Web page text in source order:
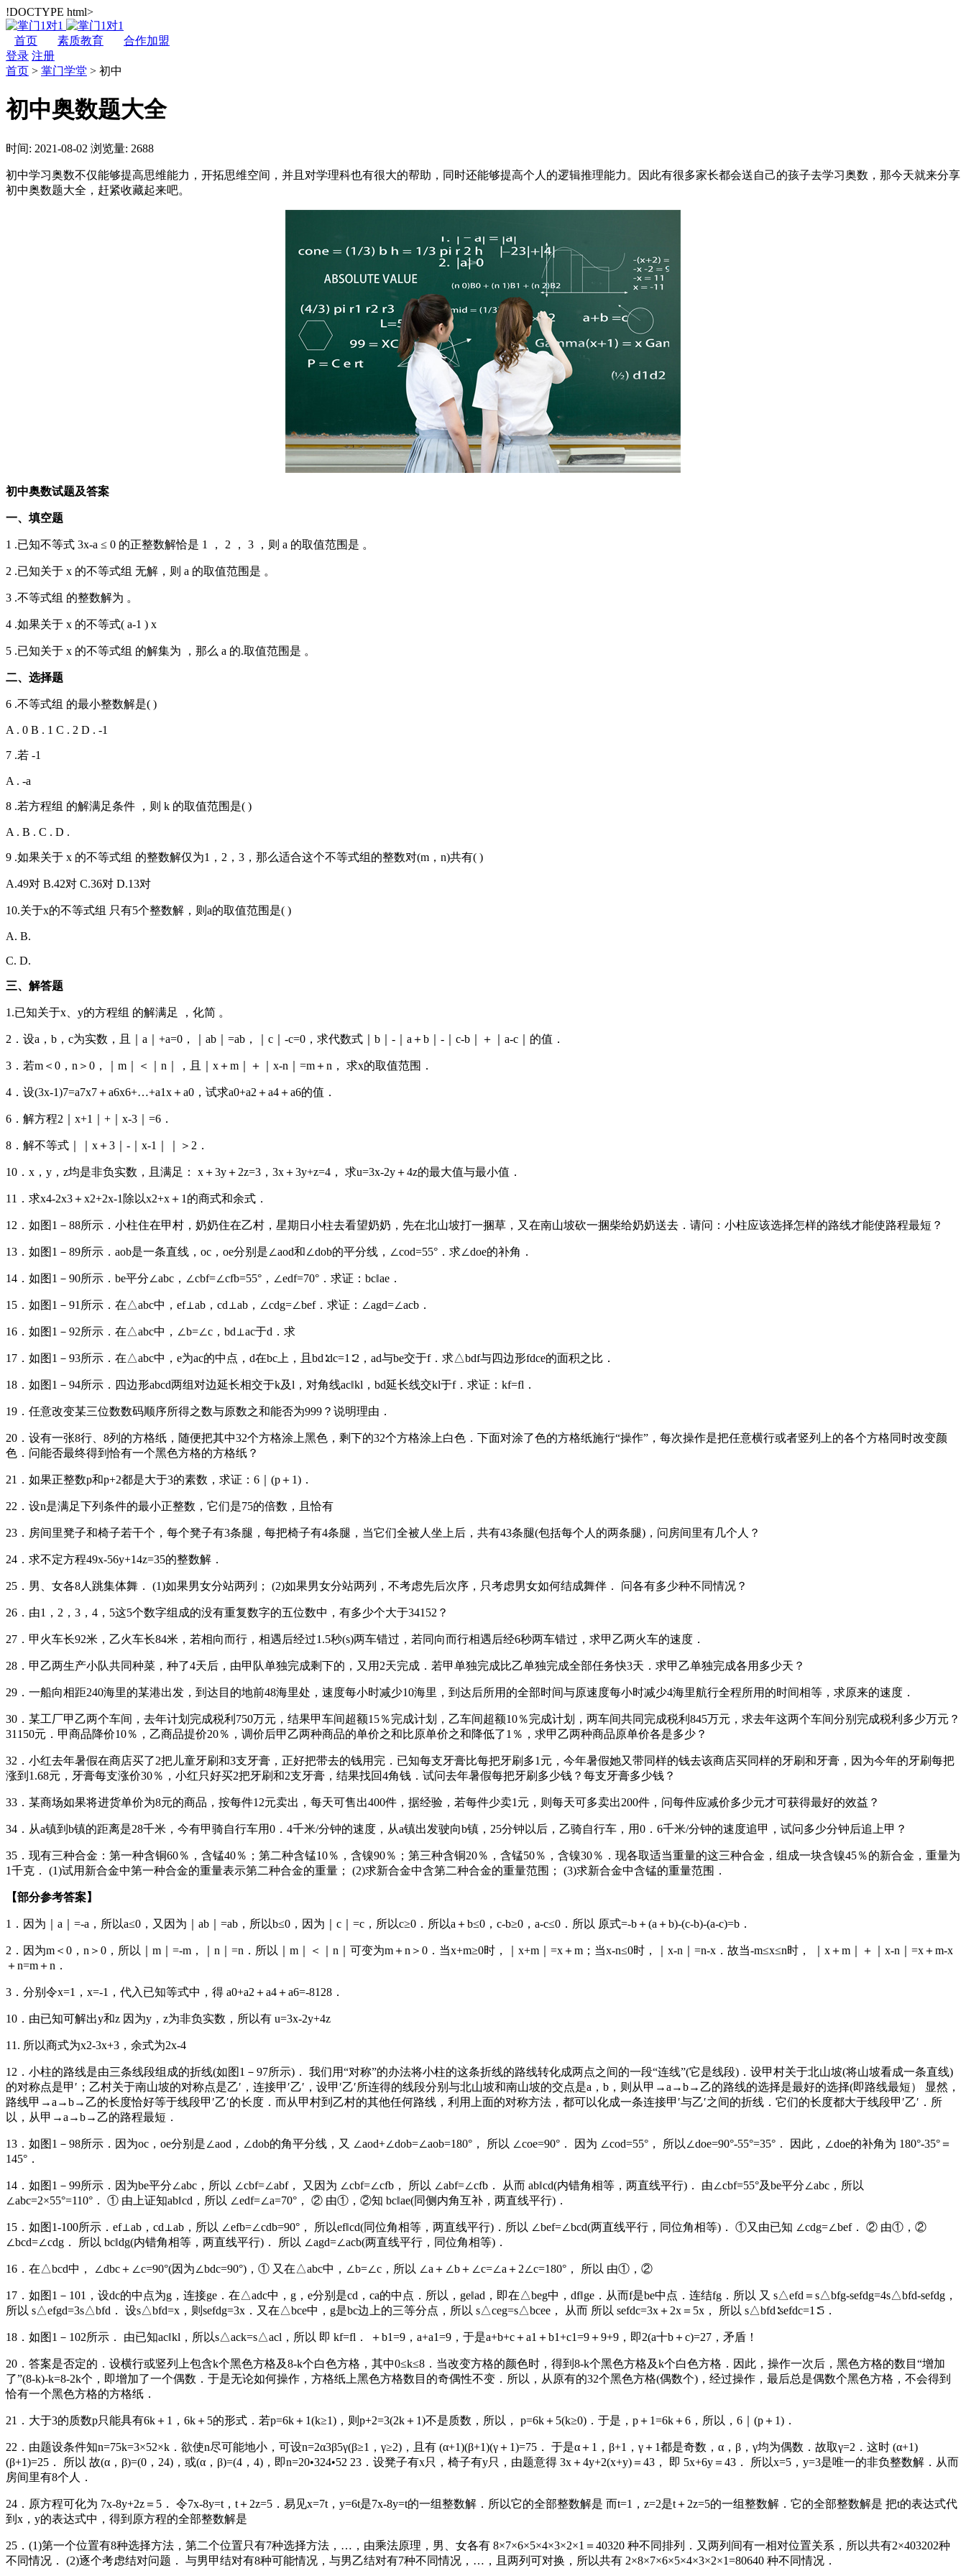
!DOCTYPE html>
首页 素质教育
合作加盟
登录 注册
首页 > 掌门学堂 > 初中
初中奥数题大全
时间: 2021-08-02 浏览量: 2688
初中学习奥数不仅能够提高思维能力，开拓思维空间，并且对学理科也有很大的帮助，同时还能够提高个人的逻辑推理能力。因此有很多家长都会送自己的孩子去学习奥数，那今天就来分享
初中奥数题大全，赶紧收藏起来吧。
初中奥数试题及答案
一、填空题
1 .已知不等式 3x-a ≤ 0 的正整数解恰是 1 ， 2 ， 3 ，则 a 的取值范围是 。
2 .已知关于 x 的不等式组 无解，则 a 的取值范围是 。
3 .不等式组 的整数解为 。
4 .如果关于 x 的不等式( a-1 ) x
5 .已知关于 x 的不等式组 的解集为 ，那么 a 的.取值范围是 。
二、选择题
6 .不等式组 的最小整数解是( )
A . 0 B . 1 C . 2 D . -1
7 .若 -1
A . -a
8 .若方程组 的解满足条件 ，则 k 的取值范围是( )
A . B . C . D .
9 .如果关于 x 的不等式组 的整数解仅为1，2，3，那么适合这个不等式组的整数对(m，n)共有( )
A.49对 B.42对 C.36对 D.13对
10.关于x的不等式组 只有5个整数解，则a的取值范围是( )
A. B.
C. D.
三、解答题
1.已知关于x、y的方程组 的解满足 ，化简 。
2．设a，b，c为实数，且｜a｜+a=0，｜ab｜=ab，｜c｜-c=0，求代数式｜b｜-｜a＋b｜-｜c-b｜＋｜a-c｜的值．
3．若m＜0，n＞0，｜m｜＜｜n｜，且｜x＋m｜＋｜x-n｜=m＋n， 求x的取值范围．
4．设(3x-1)7=a7x7＋a6x6+…+a1x＋a0，试求a0+a2＋a4＋a6的值．
6．解方程2｜x+1｜+｜x-3｜=6．
8．解不等式｜｜x＋3｜-｜x-1｜｜＞2．
10．x，y，z均是非负实数，且满足： x＋3y＋2z=3，3x＋3y+z=4， 求u=3x-2y＋4z的最大值与最小值．
11．求x4-2x3＋x2+2x-1除以x2+x＋1的商式和余式．
12．如图1－88所示．小柱住在甲村，奶奶住在乙村，星期日小柱去看望奶奶，先在北山坡打一捆草，又在南山坡砍一捆柴给奶奶送去．请问：小柱应该选择怎样的路线才能使路程最短？
13．如图1－89所示．aob是一条直线，oc，oe分别是∠aod和∠dob的平分线，∠cod=55°．求∠doe的补角．
14．如图1－90所示．be平分∠abc，∠cbf=∠cfb=55°，∠edf=70°．求证：bc‖ae．
15．如图1－91所示．在△abc中，ef⊥ab，cd⊥ab，∠cdg=∠bef．求证：∠agd=∠acb．
16．如图1－92所示．在△abc中，∠b=∠c，bd⊥ac于d．求
17．如图1－93所示．在△abc中，e为ac的中点，d在bc上，且bd∶dc=1∶2，ad与be交于f．求△bdf与四边形fdce的面积之比．
18．如图1－94所示．四边形abcd两组对边延长相交于k及l，对角线ac‖kl，bd延长线交kl于f．求证：kf=fl．
19．任意改变某三位数数码顺序所得之数与原数之和能否为999？说明理由．
20．设有一张8行、8列的方格纸，随便把其中32个方格涂上黑色，剩下的32个方格涂上白色．下面对涂了色的方格纸施行“操作”，每次操作是把任意横行或者竖列上的各个方格同时改变颜
色．问能否最终得到恰有一个黑色方格的方格纸？
21．如果正整数p和p+2都是大于3的素数，求证：6｜(p＋1)．
22．设n是满足下列条件的最小正整数，它们是75的倍数，且恰有
23．房间里凳子和椅子若干个，每个凳子有3条腿，每把椅子有4条腿，当它们全被人坐上后，共有43条腿(包括每个人的两条腿)，问房间里有几个人？
24．求不定方程49x-56y+14z=35的整数解．
25．男、女各8人跳集体舞． (1)如果男女分站两列； (2)如果男女分站两列，不考虑先后次序，只考虑男女如何结成舞伴． 问各有多少种不同情况？
26．由1，2，3，4，5这5个数字组成的没有重复数字的五位数中，有多少个大于34152？
27．甲火车长92米，乙火车长84米，若相向而行，相遇后经过1.5秒(s)两车错过，若同向而行相遇后经6秒两车错过，求甲乙两火车的速度．
28．甲乙两生产小队共同种菜，种了4天后，由甲队单独完成剩下的，又用2天完成．若甲单独完成比乙单独完成全部任务快3天．求甲乙单独完成各用多少天？
29．一船向相距240海里的某港出发，到达目的地前48海里处，速度每小时减少10海里，到达后所用的全部时间与原速度每小时减少4海里航行全程所用的时间相等，求原来的速度．
30．某工厂甲乙两个车间，去年计划完成税利750万元，结果甲车间超额15％完成计划，乙车间超额10％完成计划，两车间共同完成税利845万元，求去年这两个车间分别完成税利多少万元？
31150元．甲商品降价10％，乙商品提价20％，调价后甲乙两种商品的单价之和比原单价之和降低了1％，求甲乙两种商品原单价各是多少？
32．小红去年暑假在商店买了2把儿童牙刷和3支牙膏，正好把带去的钱用完．已知每支牙膏比每把牙刷多1元，今年暑假她又带同样的钱去该商店买同样的牙刷和牙膏，因为今年的牙刷每把
涨到1.68元，牙膏每支涨价30％，小红只好买2把牙刷和2支牙膏，结果找回4角钱．试问去年暑假每把牙刷多少钱？每支牙膏多少钱？
33．某商场如果将进货单价为8元的商品，按每件12元卖出，每天可售出400件，据经验，若每件少卖1元，则每天可多卖出200件，问每件应减价多少元才可获得最好的效益？
34．从a镇到b镇的距离是28千米，今有甲骑自行车用0．4千米/分钟的速度，从a镇出发驶向b镇，25分钟以后，乙骑自行车，用0．6千米/分钟的速度追甲，试问多少分钟后追上甲？
35．现有三种合金：第一种含铜60％，含锰40％；第二种含锰10％，含镍90％；第三种含铜20％，含锰50％，含镍30％．现各取适当重量的这三种合金，组成一块含镍45％的新合金，重量为
1千克． (1)试用新合金中第一种合金的重量表示第二种合金的重量； (2)求新合金中含第二种合金的重量范围； (3)求新合金中含锰的重量范围．
【部分参考答案】
1．因为｜a｜=-a，所以a≤0，又因为｜ab｜=ab，所以b≤0，因为｜c｜=c，所以c≥0．所以a＋b≤0，c-b≥0，a-c≤0．所以 原式=-b＋(a＋b)-(c-b)-(a-c)=b．
2．因为m＜0，n＞0，所以｜m｜=-m，｜n｜=n．所以｜m｜＜｜n｜可变为m＋n＞0．当x+m≥0时，｜x+m｜=x＋m；当x-n≤0时，｜x-n｜=n-x．故当-m≤x≤n时， ｜x＋m｜＋｜x-n｜=x＋m-x
＋n=m＋n．
3．分别令x=1，x=-1，代入已知等式中，得 a0+a2＋a4＋a6=-8128．
10．由已知可解出y和z 因为y，z为非负实数，所以有 u=3x-2y+4z
11. 所以商式为x2-3x+3，余式为2x-4
12．小柱的路线是由三条线段组成的折线(如图1－97所示)． 我们用“对称”的办法将小柱的这条折线的路线转化成两点之间的一段“连线”(它是线段)．设甲村关于北山坡(将山坡看成一条直线)
的对称点是甲′；乙村关于南山坡的对称点是乙′，连接甲′乙′，设甲′乙′所连得的线段分别与北山坡和南山坡的交点是a，b，则从甲→a→b→乙的路线的选择是最好的选择(即路线最短） 显然，
路线甲→a→b→乙的长度恰好等于线段甲′乙′的长度．而从甲村到乙村的其他任何路线，利用上面的对称方法，都可以化成一条连接甲′与乙′之间的折线．它们的长度都大于线段甲′乙′．所
以，从甲→a→b→乙的路程最短．
13．如图1－98所示．因为oc，oe分别是∠aod，∠dob的角平分线，又 ∠aod+∠dob=∠aob=180°， 所以 ∠coe=90°． 因为 ∠cod=55°， 所以∠doe=90°-55°=35°． 因此，∠doe的补角为 180°-35°＝
145°．
14．如图1－99所示．因为be平分∠abc，所以 ∠cbf=∠abf， 又因为 ∠cbf=∠cfb， 所以 ∠abf=∠cfb． 从而 ab‖cd(内错角相等，两直线平行)． 由∠cbf=55°及be平分∠abc，所以
∠abc=2×55°=110°． ① 由上证知ab‖cd，所以 ∠edf=∠a=70°， ② 由①，②知 bc‖ae(同侧内角互补，两直线平行)．
15．如图1-100所示．ef⊥ab，cd⊥ab，所以 ∠efb=∠cdb=90°， 所以ef‖cd(同位角相等，两直线平行)．所以 ∠bef=∠bcd(两直线平行，同位角相等)． ①又由已知 ∠cdg=∠bef． ② 由①，②
∠bcd=∠cdg． 所以 bc‖dg(内错角相等，两直线平行)． 所以 ∠agd=∠acb(两直线平行，同位角相等)．
16．在△bcd中， ∠dbc＋∠c=90°(因为∠bdc=90°)，① 又在△abc中，∠b=∠c，所以 ∠a＋∠b＋∠c=∠a＋2∠c=180°， 所以 由①，②
17．如图1－101，设dc的中点为g，连接ge．在△adc中，g，e分别是cd，ca的中点．所以，ge‖ad，即在△beg中，df‖ge．从而f是be中点．连结fg．所以 又 s△efd＝s△bfg-sefdg=4s△bfd-sefdg，
所以 s△efgd=3s△bfd． 设s△bfd=x，则sefdg=3x．又在△bce中，g是bc边上的三等分点，所以 s△ceg=s△bcee， 从而 所以 sefdc=3x＋2x＝5x， 所以 s△bfd∶sefdc=1∶5．
18．如图1－102所示． 由已知ac‖kl，所以s△ack=s△acl，所以 即 kf=fl． ＋b1=9，a+a1=9，于是a+b+c＋a1＋b1+c1=9＋9+9，即2(a十b＋c)=27，矛盾！
20．答案是否定的．设横行或竖列上包含k个黑色方格及8-k个白色方格，其中0≤k≤8．当改变方格的颜色时，得到8-k个黑色方格及k个白色方格．因此，操作一次后，黑色方格的数目“增加
了”(8-k)-k=8-2k个，即增加了一个偶数．于是无论如何操作，方格纸上黑色方格数目的奇偶性不变．所以，从原有的32个黑色方格(偶数个)，经过操作，最后总是偶数个黑色方格，不会得到
恰有一个黑色方格的方格纸．
21．大于3的质数p只能具有6k＋1，6k＋5的形式．若p=6k＋1(k≥1)，则p+2=3(2k＋1)不是质数，所以， p=6k＋5(k≥0)．于是，p＋1=6k＋6，所以，6｜(p＋1)．
22．由题设条件知n=75k=3×52×k．欲使n尽可能地小，可设n=2α3β5γ(β≥1，γ≥2)，且有 (α+1)(β+1)(γ＋1)=75． 于是α＋1，β+1，γ＋1都是奇数，α，β，γ均为偶数．故取γ=2．这时 (α+1)
(β+1)=25． 所以 故(α，β)=(0，24)，或(α，β)=(4，4)，即n=20•324•52 23．设凳子有x只，椅子有y只，由题意得 3x＋4y+2(x+y)＝43， 即 5x+6y＝43． 所以x=5，y=3是唯一的非负整数解．从而
房间里有8个人．
24．原方程可化为 7x-8y+2z＝5． 令7x-8y=t，t＋2z=5．易见x=7t，y=6t是7x-8y=t的一组整数解．所以它的全部整数解是 而t=1，z=2是t＋2z=5的一组整数解．它的全部整数解是 把t的表达式代
到x，y的表达式中，得到原方程的全部整数解是
25．(1)第一个位置有8种选择方法，第二个位置只有7种选择方法，…，由乘法原理，男、女各有 8×7×6×5×4×3×2×1＝40320 种不同排列．又两列间有一相对位置关系，所以共有2×403202种
不同情况． (2)逐个考虑结对问题． 与男甲结对有8种可能情况，与男乙结对有7种不同情况，…，且两列可对换，所以共有 2×8×7×6×5×4×3×2×1=80640 种不同情况．